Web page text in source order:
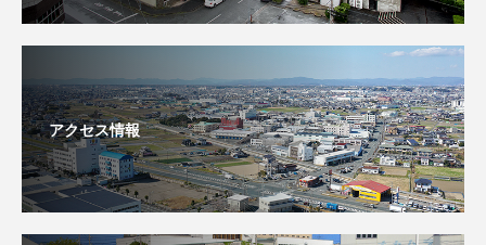
アクセス情報